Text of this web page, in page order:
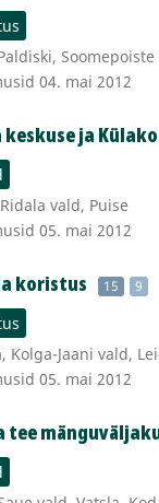
04. mai 2012
keskuse ja
vald, Puise
05. mai 2012
koristus 15 9
Kolga-Jaani vald,
05. mai 2012
tee